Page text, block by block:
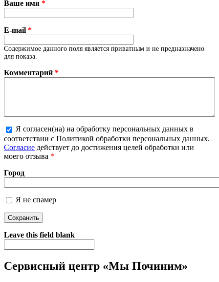
Ваше имя *
E-mail *
Содержимое данного поля является приватным и не предназначено
для показа.
Комментарий *
Более подробная информация о текстовых форматах
Я согласен(на) на обработку персональных данных в
соответствии с Политикой обработки персональных данных.
Согласие действует до достижения целей обработки или
моего отзыва *
Город
Я не спамер
Я спамер
Leave this field blank
Сервисный центр «Мы Починим»